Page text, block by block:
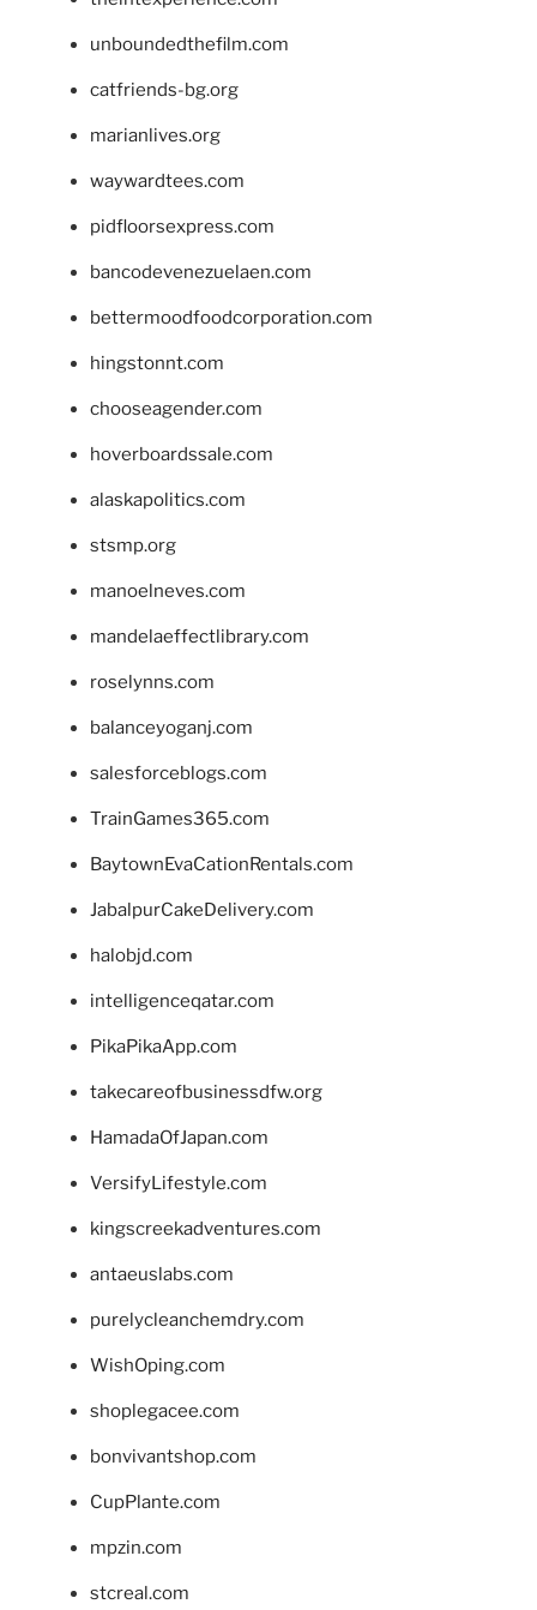
unboundedthefilm.com
catfriends-bg.org
marianlives.org
waywardtees.com
pidfloorsexpress.com
bancodevenezuelaen.com
bettermoodfoodcorporation.com
hingstonnt.com
chooseagender.com
hoverboardssale.com
alaskapolitics.com
stsmp.org
manoelneves.com
mandelaeffectlibrary.com
roselynns.com
balanceyoganj.com
salesforceblogs.com
TrainGames365.com
BaytownEvaCationRentals.com
JabalpurCakeDelivery.com
halobjd.com
intelligenceqatar.com
PikaPikaApp.com
takecareofbusinessdfw.org
HamadaOfJapan.com
VersifyLifestyle.com
kingscreekadventures.com
antaeuslabs.com
purelycleanchemdry.com
WishOping.com
shoplegacee.com
bonvivantshop.com
CupPlante.com
mpzin.com
stcreal.com